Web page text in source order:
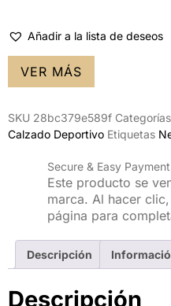
Añadir a la lista de deseos
VER MÁS
SKU 28bc379e589f Categorías
Calzado Deportivo Etiquetas
Secure & Easy Payment
Este producto se
marca. Al hacer
página para
Descripción
Descripción